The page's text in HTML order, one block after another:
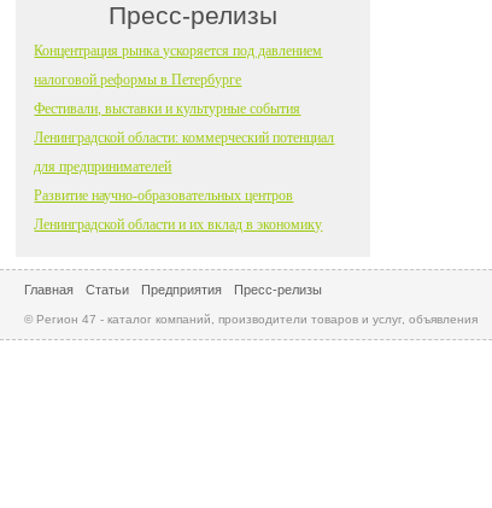
Пресс-релизы
Концентрация рынка ускоряется под давлением
налоговой реформы в Петербурге
Фестивали, выставки и культурные события
Ленинградской области: коммерческий потенциал
для предпринимателей
Развитие научно-образовательных центров
Ленинградской области и их вклад в экономику
Главная Статьи Предприятия Пресс-релизы
© Регион 47 - каталог компаний, производители товаров и услуг, объявления